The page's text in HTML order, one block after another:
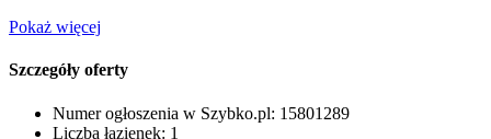
Pokaż więcej
Szczegóły oferty
Numer ogłoszenia w Szybko.pl: 15801289
Liczba łazienek: 1